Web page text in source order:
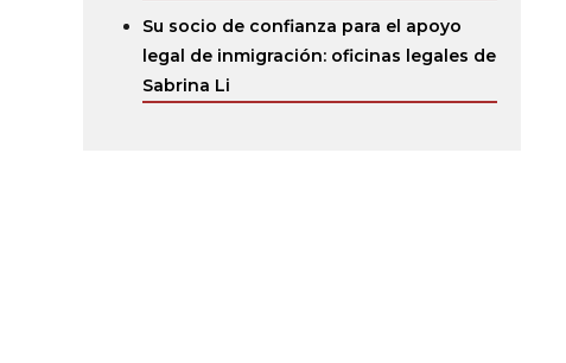
Su socio de confianza para el apoyo
legal de inmigración: oficinas legales de
Sabrina Li